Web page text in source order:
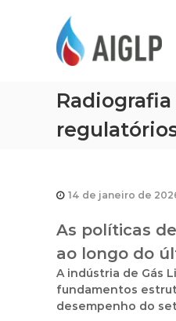
14 de janeiro de
As políticas
ao longo do
A indústria de Gás
fundamentos
desempenho do